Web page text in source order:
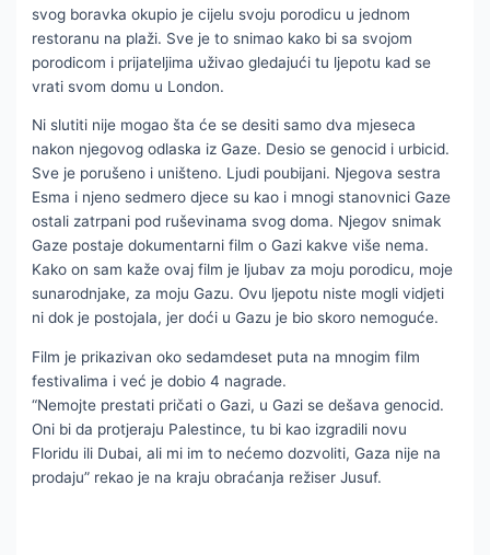
svog boravka okupio je cijelu svoju porodicu u jednom
restoranu na plaži. Sve je to snimao kako bi sa svojom
porodicom i prijateljima uživao gledajući tu ljepotu kad se
vrati svom domu u London.
Ni slutiti nije mogao šta će se desiti samo dva mjeseca
nakon njegovog odlaska iz Gaze. Desio se genocid i urbicid.
Sve je porušeno i uništeno. Ljudi poubijani. Njegova sestra
Esma i njeno sedmero djece su kao i mnogi stanovnici Gaze
ostali zatrpani pod ruševinama svog doma. Njegov snimak
Gaze postaje dokumentarni film o Gazi kakve više nema.
Kako on sam kaže ovaj film je ljubav za moju porodicu, moje
sunarodnjake, za moju Gazu. Ovu ljepotu niste mogli vidjeti
ni dok je postojala, jer doći u Gazu je bio skoro nemoguće.
Film je prikazivan oko sedamdeset puta na mnogim film
festivalima i već je dobio 4 nagrade.
“Nemojte prestati pričati o Gazi, u Gazi se dešava genocid.
Oni bi da protjeraju Palestince, tu bi kao izgradili novu
Floridu ili Dubai, ali mi im to nećemo dozvoliti, Gaza nije na
prodaju” rekao je na kraju obraćanja režiser Jusuf.